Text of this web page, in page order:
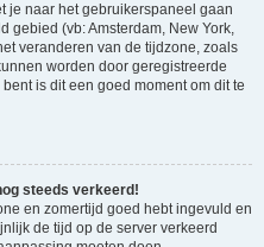
je naar het gebruikerspaneel gaan
gebied (vb: Amsterdam, New York,
veranderen van de tijdzone, zoals
worden door geregistreerde
is dit een goed moment om dit te
steeds verkeerd!
en zomertijd goed hebt ingevuld en
de tijd op de server verkeerd